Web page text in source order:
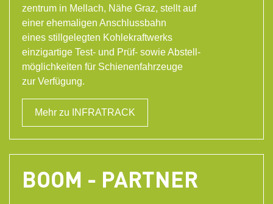
zentrum in Mellach, Nähe Graz, stellt auf
einer ehemaligen Anschlussbahn
eines stillgelegten Kohlekraftwerks
einzigartige Test- und Prüf- sowie Abstell-
möglichkeiten für Schienenfahrzeuge
zur Verfügung.
Mehr zu INFRATRACK
BOOM - PARTNER